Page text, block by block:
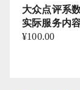
大众点评系
实际服务内
¥100.00